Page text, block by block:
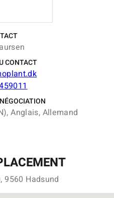
CONTACT
Anglais, Allemand
9560 Hadsund